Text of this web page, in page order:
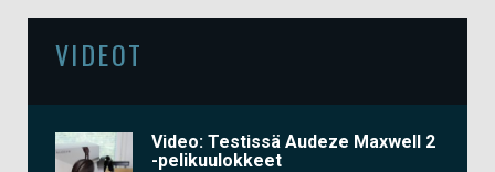
VIDEOT
Video: Testissä Audeze Maxwell 2
-pelikuulokkeet